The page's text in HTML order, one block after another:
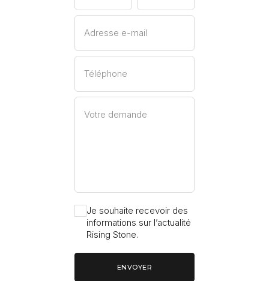
Adresse e-mail
Téléphone
Votre demande
Je souhaite recevoir des
informations sur l’actualité
Rising Stone.
ENVOYER